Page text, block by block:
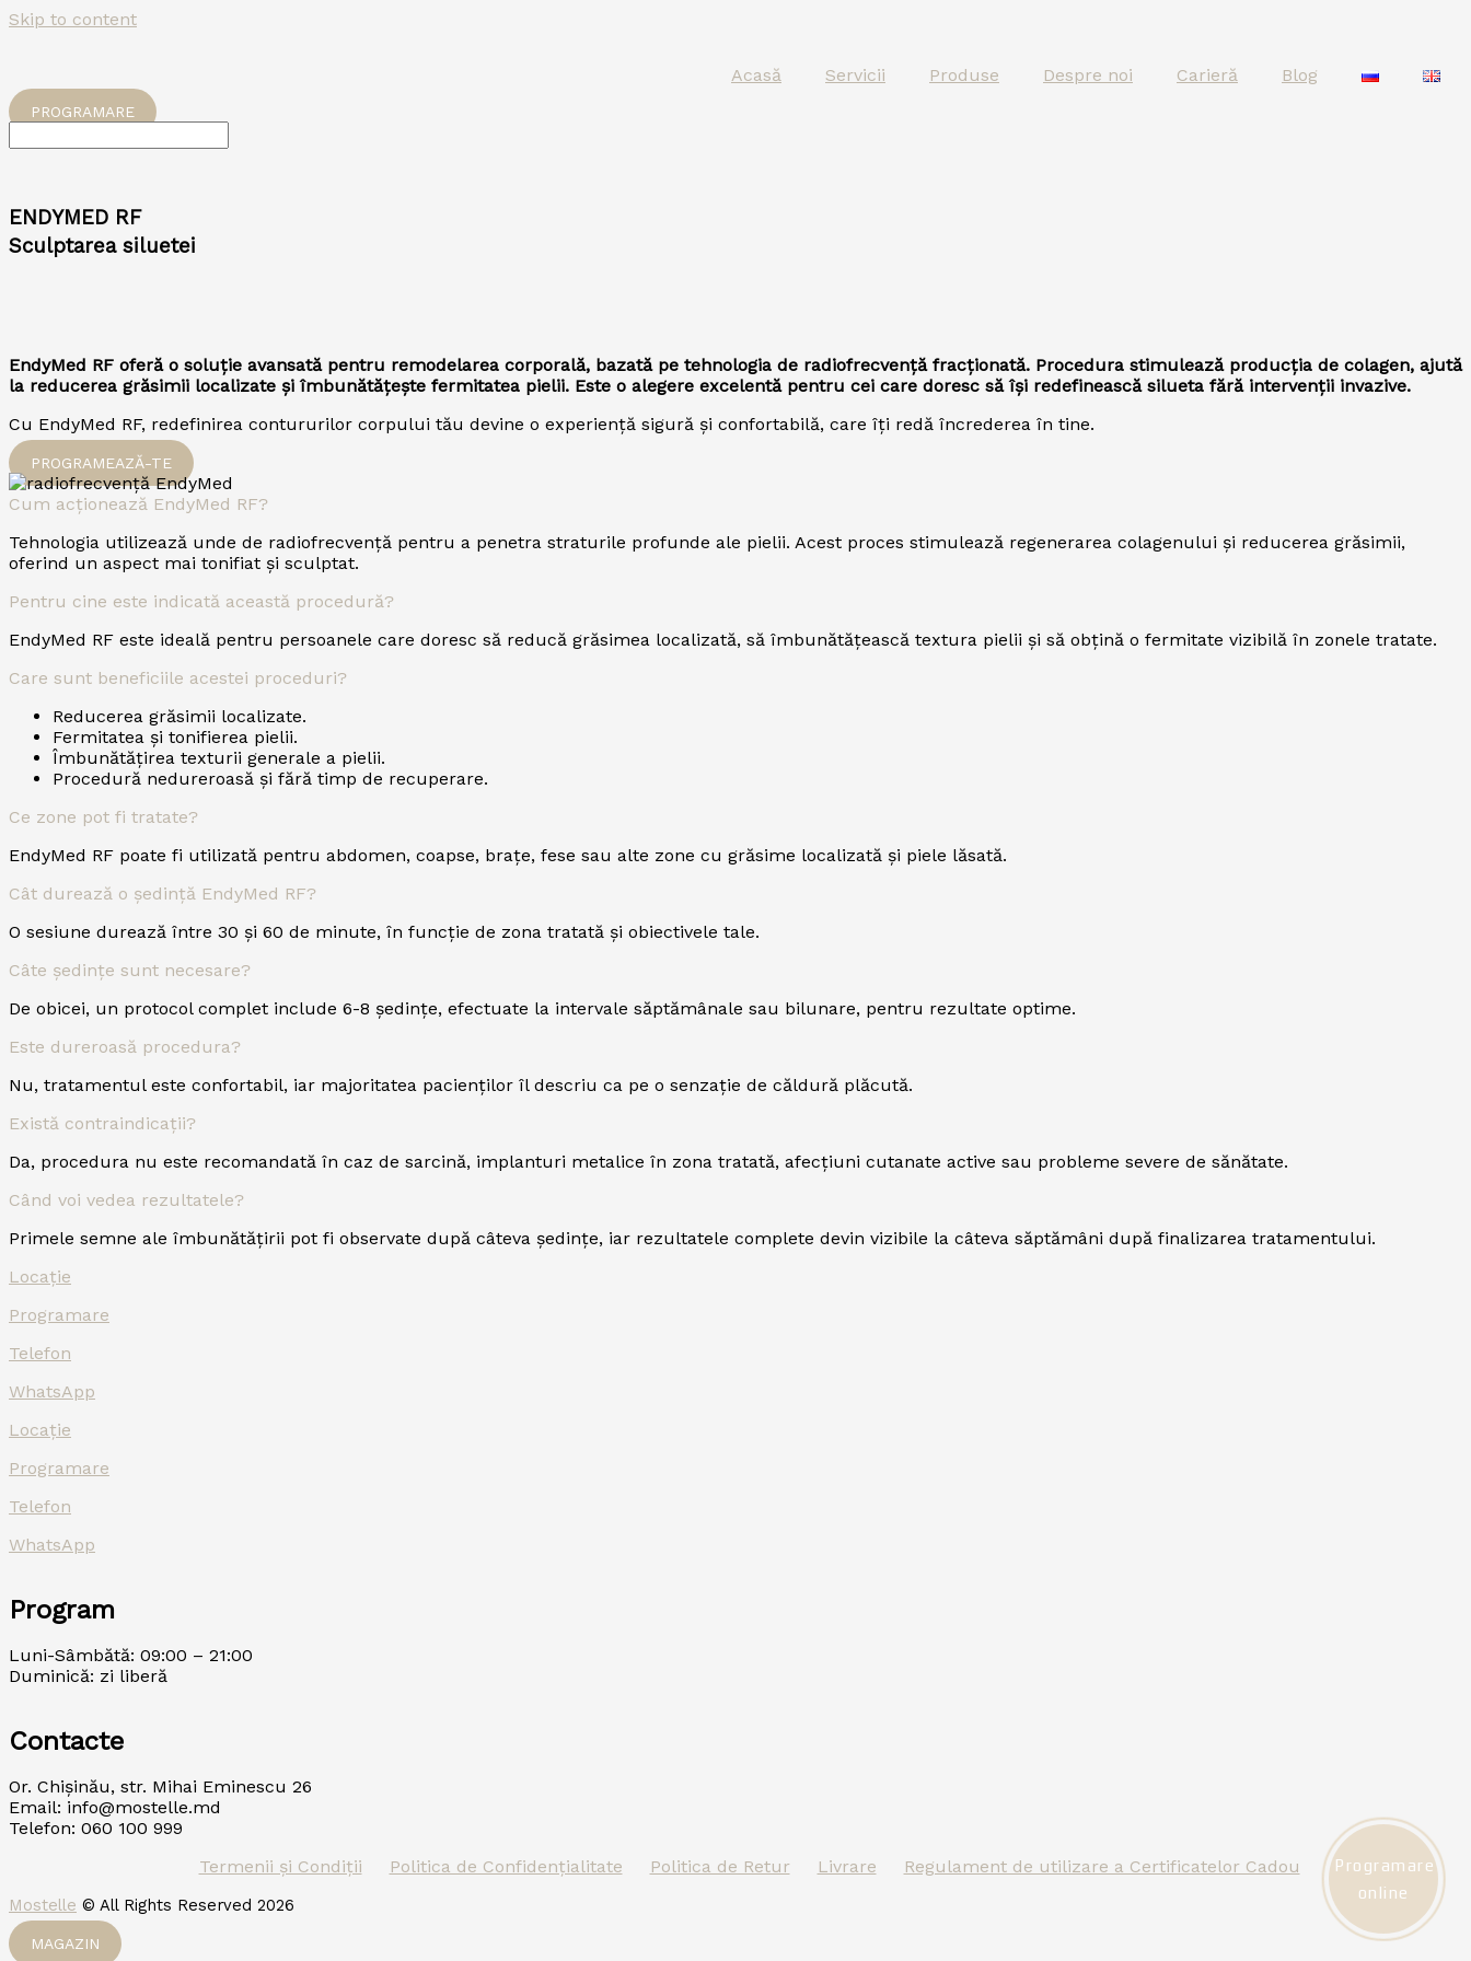
Skip to content
Acasă Servicii Produse Despre noi Carieră Blog
PROGRAMARE
ENDYMED RF
Sculptarea siluetei
EndyMed RF oferă o soluție avansată pentru remodelarea corporală, bazată pe tehnologia de radiofrecvență fracționată. Procedura stimulează producția de colagen, ajută
la reducerea grăsimii localizate și îmbunătățește fermitatea pielii. Este o alegere excelentă pentru cei care doresc să își redefinească silueta fără intervenții invazive.
Cu EndyMed RF, redefinirea contururilor corpului tău devine o experiență sigură și confortabilă, care îți redă încrederea în tine.
PROGRAMEAZĂ-TE
Cum acționează EndyMed RF?
Tehnologia utilizează unde de radiofrecvență pentru a penetra straturile profunde ale pielii. Acest proces stimulează regenerarea colagenului și reducerea grăsimii,
oferind un aspect mai tonifiat și sculptat.
Pentru cine este indicată această procedură?
EndyMed RF este ideală pentru persoanele care doresc să reducă grăsimea localizată, să îmbunătățească textura pielii și să obțină o fermitate vizibilă în zonele tratate.
Care sunt beneficiile acestei proceduri?
Reducerea grăsimii localizate.
Fermitatea și tonifierea pielii.
Îmbunătățirea texturii generale a pielii.
Procedură nedureroasă și fără timp de recuperare.
Ce zone pot fi tratate?
EndyMed RF poate fi utilizată pentru abdomen, coapse, brațe, fese sau alte zone cu grăsime localizată și piele lăsată.
Cât durează o ședință EndyMed RF?
O sesiune durează între 30 și 60 de minute, în funcție de zona tratată și obiectivele tale.
Câte ședințe sunt necesare?
De obicei, un protocol complet include 6-8 ședințe, efectuate la intervale săptămânale sau bilunare, pentru rezultate optime.
Este dureroasă procedura?
Nu, tratamentul este confortabil, iar majoritatea pacienților îl descriu ca pe o senzație de căldură plăcută.
Există contraindicații?
Da, procedura nu este recomandată în caz de sarcină, implanturi metalice în zona tratată, afecțiuni cutanate active sau probleme severe de sănătate.
Când voi vedea rezultatele?
Primele semne ale îmbunătățirii pot fi observate după câteva ședințe, iar rezultatele complete devin vizibile la câteva săptămâni după finalizarea tratamentului.
Locație
Programare
Telefon
WhatsApp
Locație
Programare
Telefon
WhatsApp
Program
Luni-Sâmbătă: 09:00 – 21:00
Duminică: zi liberă
Contacte
Or. Chișinău, str. Mihai Eminescu 26
Email: info@mostelle.md
Telefon: 060 100 999
Termenii și Condiții
Politica de Confidențialitate Politica de Retur Livrare Regulament de utilizare a Certificatelor Cadou
Mostelle © All Rights Reserved 2026
MAGAZIN
Programare
online